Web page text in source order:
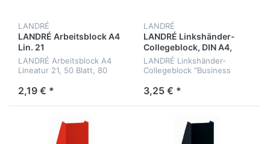
LANDRÉ
LANDRÉ Arbeitsblock A4
Lin. 21
LANDRÉ Arbeitsblock A4
Lineatur 21, 50 Blatt, 80
2,19 € *
LANDRÉ
LANDRÉ Linkshänder-
Collegeblock, DIN A4,
kariert
LANDRÉ Linkshänder-
Collegeblock "Business
kariert
3,25 € *